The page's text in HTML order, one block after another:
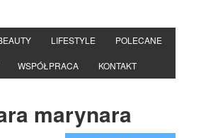
LIFESTYLE POLECANE
WSPÓŁPRACA KONTAKT
marynara